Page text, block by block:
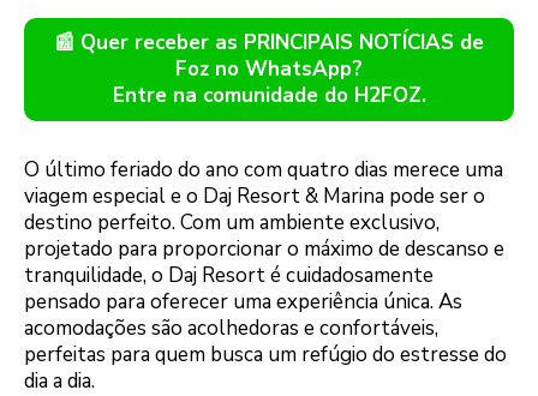
📰 Quer receber as PRINCIPAIS NOTÍCIAS de
Foz no WhatsApp?
Entre na comunidade do H2FOZ.
O último feriado do ano com quatro dias merece uma
viagem especial e o Daj Resort & Marina pode ser o
destino perfeito. Com um ambiente exclusivo,
projetado para proporcionar o máximo de descanso e
tranquilidade, o Daj Resort é cuidadosamente
pensado para oferecer uma experiência única. As
acomodações são acolhedoras e confortáveis,
perfeitas para quem busca um refúgio do estresse do
dia a dia.